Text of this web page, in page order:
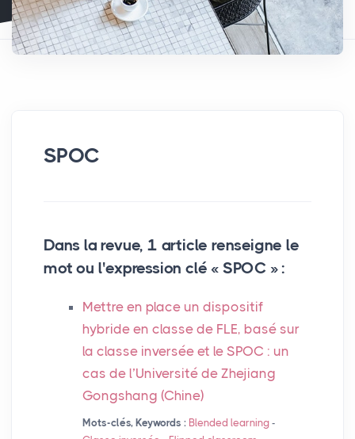
SPOC
Dans la revue, 1 article renseigne le
mot ou l'expression clé « SPOC » :
Mettre en place un dispositif
hybride en classe de FLE, basé sur
la classe inversée et le SPOC : un
cas de l’Université de Zhejiang
Gongshang (Chine)
Mots-clés, Keywords : Blended learning-